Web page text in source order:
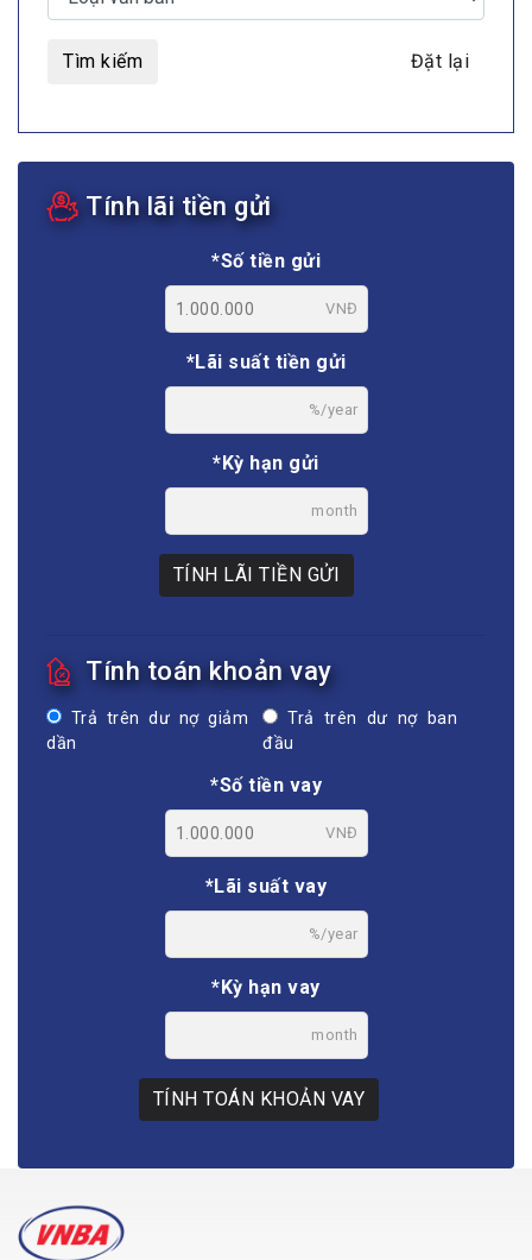
Tìm kiếm Đặt lại
Tính lãi tiền gửi
*Số tiền gửi
VNĐ
*Lãi suất tiền gửi
%/year
*Kỳ hạn gửi
month
TÍNH LÃI TIỀN GỬI
Tính toán khoản vay
Trả trên dư nợ giảm
dần
Trả trên dư nợ ban
đầu
*Số tiền vay
VNĐ
*Lãi suất vay
%/year
*Kỳ hạn vay
month
TÍNH TOÁN KHOẢN VAY